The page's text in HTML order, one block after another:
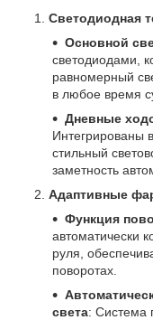
Светодиодная
Основной
светодиодами,
равномерный
в любое время
Дневные
Интегрированы
стильный
заметность
Адаптивные
Функция
автоматически
руля,
поворотах.
света: Система